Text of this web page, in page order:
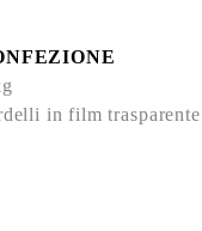
in film